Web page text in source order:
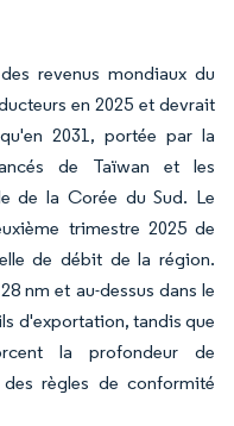
revenus mondiaux du
en 2025 et devrait
2031, portée par la
de Taïwan et les
de la Corée du Sud. Le
trimestre 2025 de
de débit de la région.
nm et au-dessus dans le
d'exportation, tandis que
la profondeur de
règles de conformité